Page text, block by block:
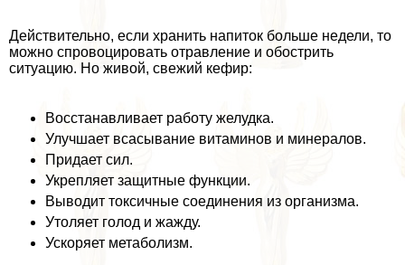
Действительно, если хранить напиток больше недели, то
можно спровоцировать отравление и обострить
ситуацию. Но живой, свежий кефир:
Восстанавливает работу желудка.
Улучшает всасывание витаминов и минералов.
Придает сил.
Укрепляет защитные функции.
Выводит токсичные соединения из организма.
Утоляет голод и жажду.
Ускоряет метаболизм.